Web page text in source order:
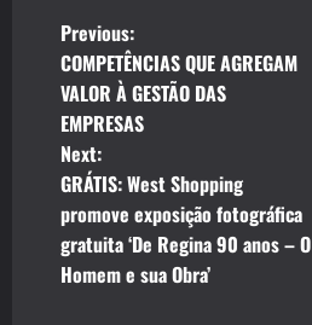
P
o
s
t
n
a
Previous:
COMPETÊNCIAS QUE AGREGAM
VALOR À GESTÃO DAS
EMPRESAS
Next:
GRÁTIS: West Shopping
promove exposição fotográfica
gratuita ‘De Regina 90 anos – O
Homem e sua Obra’